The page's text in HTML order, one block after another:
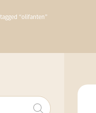
“olifanten”